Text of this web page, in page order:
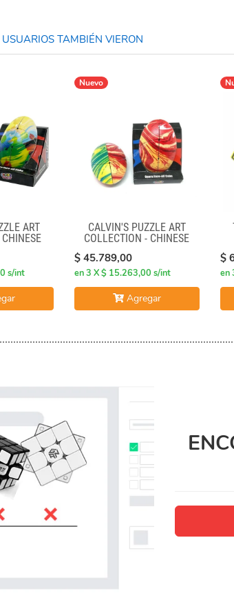
USUARIOS TAMBIÉN VIERON
ART
s/int
Nuevo
CALVIN'S PUZZLE ART
COLLECTION - CHINESE
(MOLTEN LAVA)
$ 45.789,00
en 3 X $ 15.263,00 s/int
Agregar
$
en